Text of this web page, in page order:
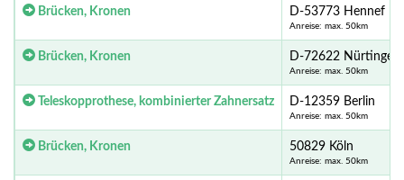
Brücken, Kronen D-53773 Hennef
Anreise: max. 50km
Brücken, Kronen D-72622 Nürtingen
Anreise: max. 50km
Teleskopprothese, kombinierter Zahnersatz D-12359 Berlin
Anreise: max. 50km
Brücken, Kronen 50829 Köln
Anreise: max. 50km